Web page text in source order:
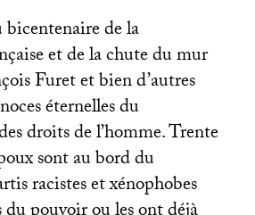
bicentenaire de la
et de la chute du mur
Furet et bien d’autres
éternelles du
droits de l’homme. Trente
sont au bord du
racistes et xénophobes